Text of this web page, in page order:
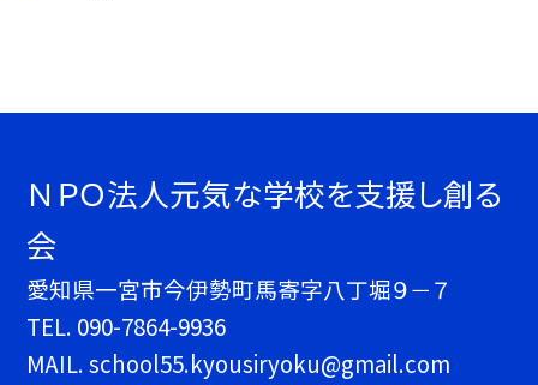
ＮＰＯ法人元気な学校を支援し創る
会
愛知県一宮市今伊勢町馬寄字八丁堀９－７
TEL. 090-7864-9936
MAIL. school55.kyousiryoku@gmail.com